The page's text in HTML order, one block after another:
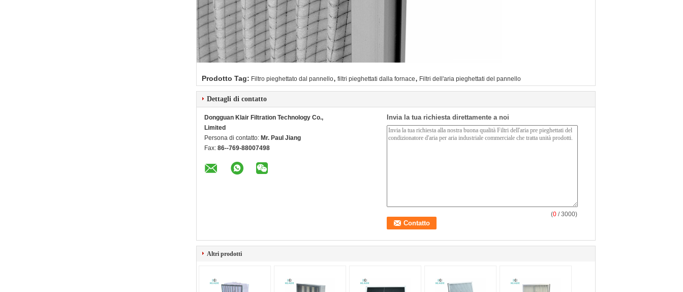
Prodotto Tag: Filtro pieghettato dal pannello, filtri pieghettati dalla fornace, Filtri dell'aria pieghettati del pannello
Dettagli di contatto
Dongguan Klair Filtration Technology Co.,
Limited
Persona di contatto: Mr. Paul Jiang
Fax: 86--769-88007498
Invia la tua richiesta direttamente a noi
(0 / 3000)
Altri prodotti